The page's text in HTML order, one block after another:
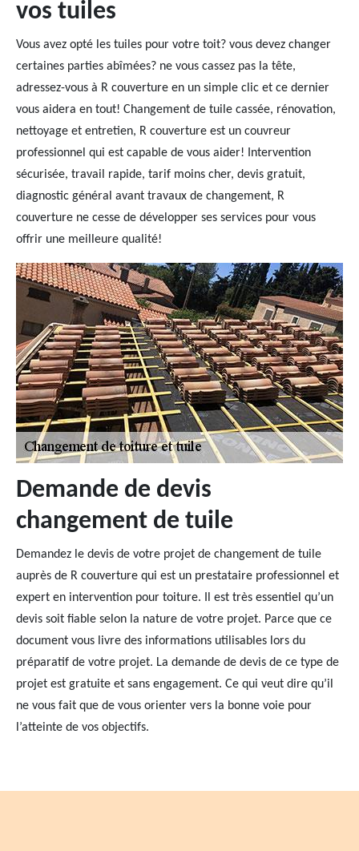
vos tuiles
Vous avez opté les tuiles pour votre toit? vous devez changer
certaines parties abîmées? ne vous cassez pas la tête,
adressez-vous à R couverture en un simple clic et ce dernier
vous aidera en tout! Changement de tuile cassée, rénovation,
nettoyage et entretien, R couverture est un couvreur
professionnel qui est capable de vous aider! Intervention
sécurisée, travail rapide, tarif moins cher, devis gratuit,
diagnostic général avant travaux de changement, R
couverture ne cesse de développer ses services pour vous
offrir une meilleure qualité!
Demande de devis
changement de tuile
Demandez le devis de votre projet de changement de tuile
auprès de R couverture qui est un prestataire professionnel et
expert en intervention pour toiture. Il est très essentiel qu’un
devis soit fiable selon la nature de votre projet. Parce que ce
document vous livre des informations utilisables lors du
préparatif de votre projet. La demande de devis de ce type de
projet est gratuite et sans engagement. Ce qui veut dire qu’il
ne vous fait que de vous orienter vers la bonne voie pour
l’atteinte de vos objectifs.